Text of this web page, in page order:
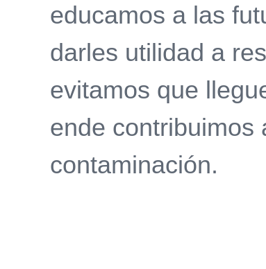
educamos a las
darles utilidad a
evitamos que
ende contribuimos
contaminación.